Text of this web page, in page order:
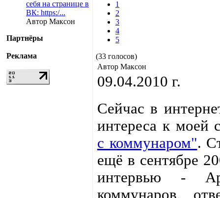
себя на странице в
ВК: https:/...
Автор Максон
Партнёры
Реклама
1
2
3
4
5
(33 голосов)
Автор Максон
09.04.2010 г.
Сейчас в
интереса к моей
с коммунаром".
ещё в сентябре
интервью -
коммунаров,